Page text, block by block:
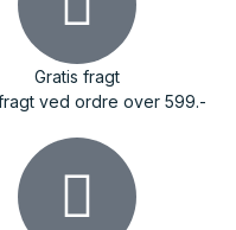
Gratis fragt
ved ordre over 599.-